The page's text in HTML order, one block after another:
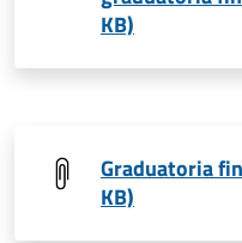
KB)
Graduatoria
KB)